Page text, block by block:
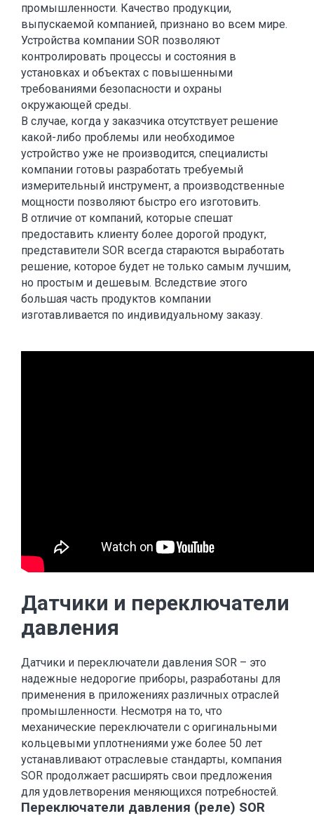
промышленности. Качество продукции,
выпускаемой компанией, признано во всем мире.
Устройства компании SOR позволяют
контролировать процессы и состояния в
установках и объектах с повышенными
требованиями безопасности и охраны
окружающей среды.
В случае, когда у заказчика отсутствует решение
какой-либо проблемы или необходимое
устройство уже не производится, специалисты
компании готовы разработать требуемый
измерительный инструмент, а производственные
мощности позволяют быстро его изготовить.
В отличие от компаний, которые спешат
предоставить клиенту более дорогой продукт,
представители SOR всегда стараются выработать
решение, которое будет не только самым лучшим,
но простым и дешевым. Вследствие этого
большая часть продуктов компании
изготавливается по индивидуальному заказу.
Датчики и переключатели
давления
Датчики и переключатели давления SOR – это
надежные недорогие приборы, разработаны для
применения в приложениях различных отраслей
промышленности. Несмотря на то, что
механические переключатели с оригинальными
кольцевыми уплотнениями уже более 50 лет
устанавливают отраслевые стандарты, компания
SOR продолжает расширять свои предложения
для удовлетворения меняющихся потребностей.
Переключатели давления (реле) SOR